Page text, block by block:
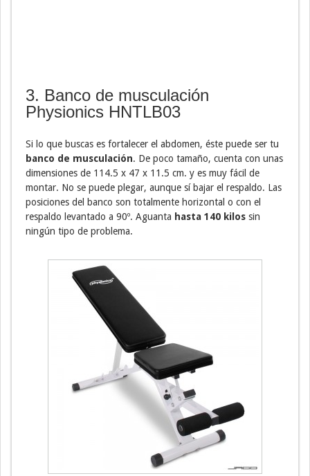
3. Banco de musculación
Physionics HNTLB03
Si lo que buscas es fortalecer el abdomen, éste puede ser tu
banco de musculación. De poco tamaño, cuenta con unas
dimensiones de 114.5 x 47 x 11.5 cm. y es muy fácil de
montar. No se puede plegar, aunque sí bajar el respaldo. Las
posiciones del banco son totalmente horizontal o con el
respaldo levantado a 90º. Aguanta hasta 140 kilos sin
ningún tipo de problema.